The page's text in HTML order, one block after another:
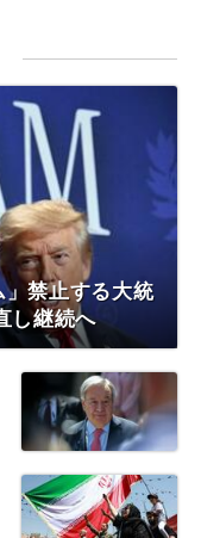
」禁止する大統
し継続へ